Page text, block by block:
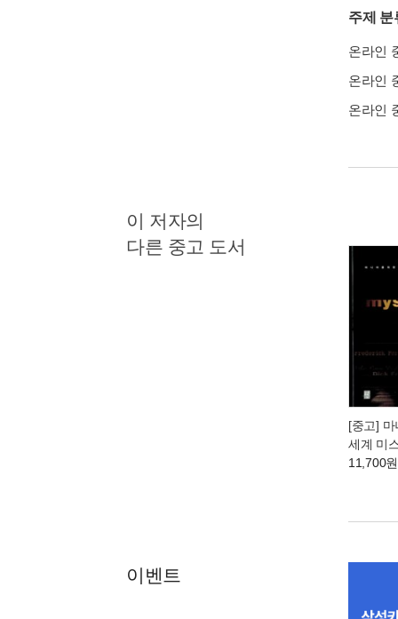
주제 분
온라인
온라인
온라인
이 저자의
다른 중고 도서
[중고]
세계 미
11,700원
이벤트